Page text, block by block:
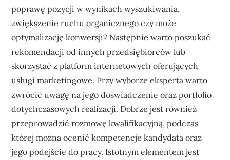
poprawę pozycji w wynikach wyszukiwania,
zwiększenie ruchu organicznego czy może
optymalizację konwersji? Następnie warto poszukać
rekomendacji od innych przedsiębiorców lub
skorzystać z platform internetowych oferujących
usługi marketingowe. Przy wyborze eksperta warto
zwrócić uwagę na jego doświadczenie oraz portfolio
dotychczasowych realizacji. Dobrze jest również
przeprowadzić rozmowę kwalifikacyjną, podczas
której można ocenić kompetencje kandydata oraz
jego podejście do pracy. Istotnym elementem jest